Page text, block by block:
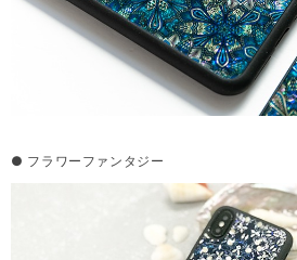
● フラワーファンタジー